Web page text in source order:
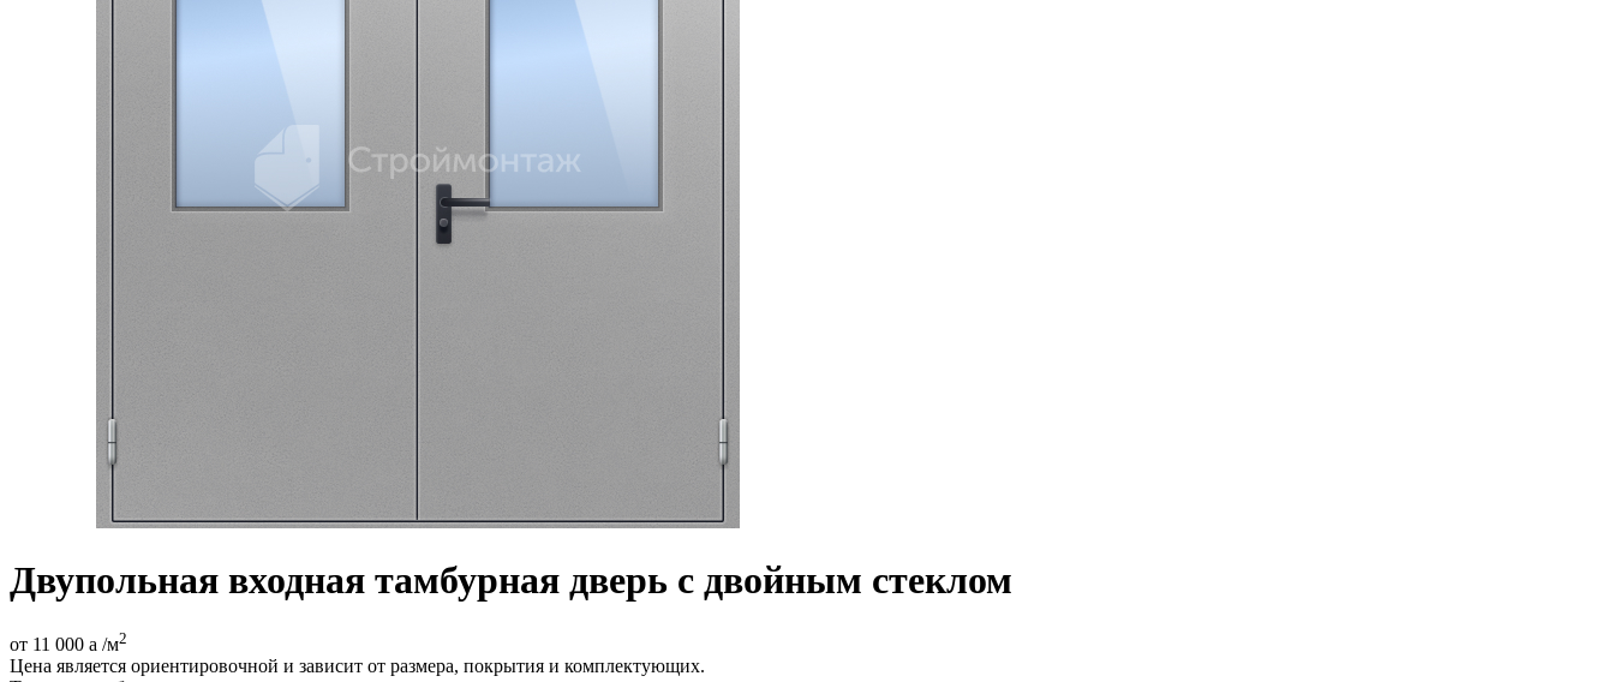
Двупольная входная тамбурная дверь с двойным стеклом
от 11 000 a /м2
Цена является ориентировочной и зависит от размера, покрытия и комплектующих.